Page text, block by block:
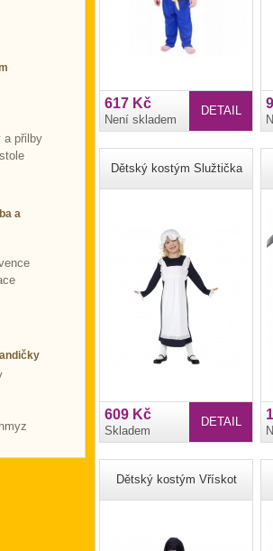
a přilby
a
DETAIL
617 Kč
Není skladem
Dětský kostým Služtička
DETAIL
609 Kč
Skladem
Dětský kostým Vřískot